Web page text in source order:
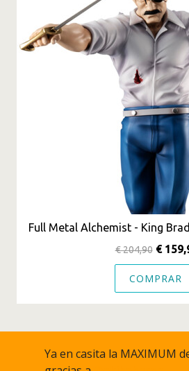
Full Metal Alchemist - King
€ 204,90 €
COMPRAR
Ya en casita la MAXIMUM